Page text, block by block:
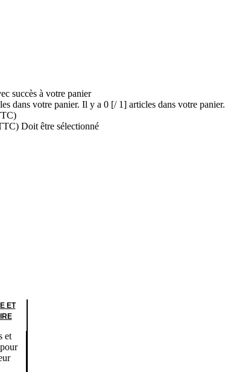
succès à votre panier
dans votre panier. Il y a 0 [/ 1] articles dans votre panier.
Doit être sélectionné
ET
et